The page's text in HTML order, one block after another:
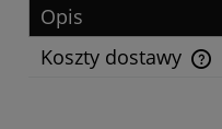
Opis
Koszty dostawy
Cena nie zawiera